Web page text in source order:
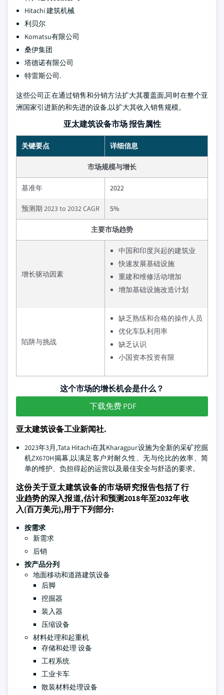
Hitachi 建筑机械
利贝尔
Komatsu有限公司
桑伊集团
塔德诺有限公司
特雷斯公司.
这些公司正在通过销售和分销方法扩大其覆盖面,同时在整个亚
洲国家引进新的和先进的设备,以扩大其收入销售规模。
亚太建筑设备市场 报告属性
关键要点 详细信息
市场规模与增长
基准年 2022
预测期 2023 to 2032 CAGR 5%
主要市场趋势
增长驱动因素
中国和印度兴起的建筑业
快速发展基础设施
重建和维修活动增加
增加基础设施改造计划
陷阱与挑战
缺乏熟练和合格的操作人员
优化车队利用率
缺乏认识
小国资本投资有限
这个市场的增长机会是什么？
下载免费 PDF
亚太建筑设备工业新闻社.
2023年3月,Tata Hitachi在其Kharagpur设施为全新的采矿挖掘
机ZX670H揭幕,以满足客户对耐久性、无与伦比的效率、简
单的维护、负担得起的运营以及最佳安全与舒适的要求。
这份关于亚太建筑设备的市场研究报告包括了行
业趋势的深入报道,估计和预测2018年至2032年收
入(百万美元),用于下列部分:
按需求
新需求
后销
按产品分列
地面移动和道路建筑设备
后脚
挖掘器
装入器
压缩设备
材料处理和起重机
存储和处理 设备
工程系统
工业卡车
散装材料处理设备